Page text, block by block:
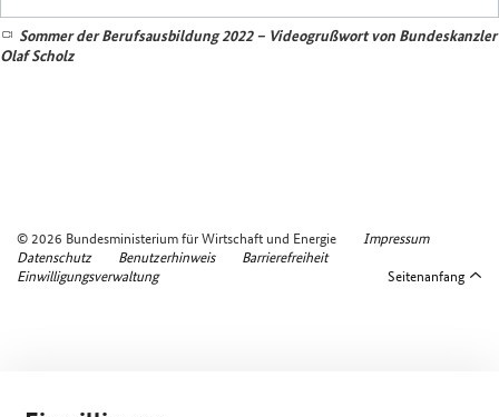
Sommer der Berufsausbildung 2022 – Videogrußwort von Bundeskanzler
Olaf Scholz
© 2026 Bundesministerium für Wirtschaft und Energie
Impressum
Datenschutz
Benutzerhinweis
Barrierefreiheit
Einwilligungsverwaltung
Seitenanfang